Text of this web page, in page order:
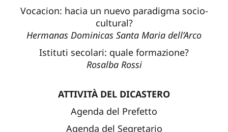
Vocacion: hacia un nuevo paradigma socio-
cultural?
Hermanas Dominicas Santa Maria dell’Arco
Istituti secolari: quale formazione?
Rosalba Rossi
ATTIVITÀ DEL DICASTERO
Agenda del Prefetto
Agenda del Segretario